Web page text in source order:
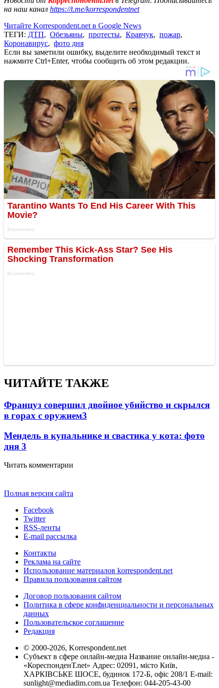
на наш канал https://t.me/korrespondentnet
Читайте Korrespondent.net в Google News
ТЕГИ: ДТП, Обезьяны, протесты, Кравчук, пожар,
Коронавирус, фото дня
Если вы заметили ошибку, выделите необходимый текст и
нажмите Ctrl+Enter, чтобы сообщить об этом редакции.
ЧИТАЙТЕ ТАКЖЕ
Француз совершил двойное убийство и скрылся
в горах с оружием3
Мендель в купальнике и свастика у кота: фото
дня 3
Читать комментарии
Полная версия сайта
Facebook
Twitter
RSS-ленты
E-mail рассылка
Контакты
Реклама на сайте
Использование материалов korrespondent.net
Правила пользования сайтом
Договор пользования сайтом
Политика в сфере конфиденциальности и персональных
данных
Пользовательское соглашение
Редакция
© 2000-2026, Korrespondent.net
Субъект в сфере онлайн-медиа Название онлайн-медиа -
«КореспонденТ.net» Адрес: 02091, місто Київ,
ХАРКІВСЬКЕ ШОСЕ, будинок 172-Б, офіс 208/1 E-mail:
sunlight@mediadim.com.ua Телефон: 044-205-43-00